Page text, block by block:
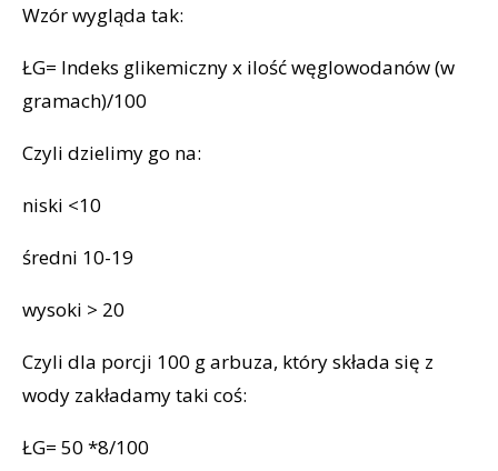
Wzór wygląda tak:
ŁG= Indeks glikemiczny x ilość węglowodanów (w
gramach)/100
Czyli dzielimy go na:
niski <10
średni 10-19
wysoki > 20
Czyli dla porcji 100 g arbuza, który składa się z
wody zakładamy taki coś:
ŁG= 50 *8/100